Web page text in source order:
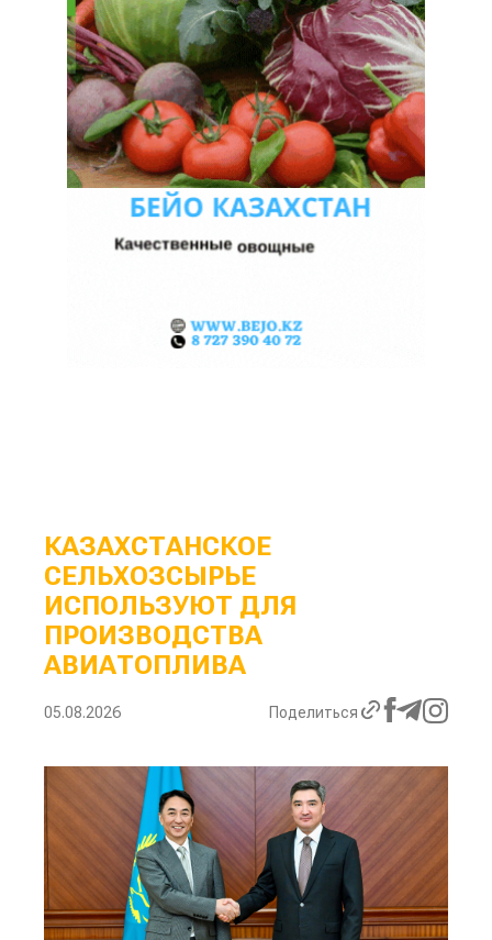
КАЗАХСТАНСКОЕ
СЕЛЬХОЗСЫРЬЕ
ИСПОЛЬЗУЮТ ДЛЯ
ПРОИЗВОДСТВА
АВИАТОПЛИВА
05.08.2026 Поделиться